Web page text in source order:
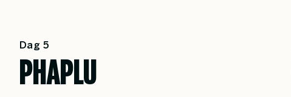
Dag 5
PHAPLU